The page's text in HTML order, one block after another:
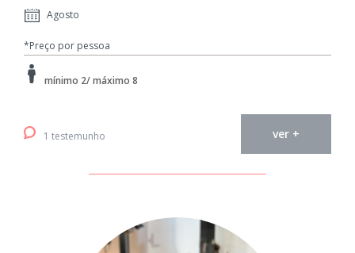
Agosto
*Preço por pessoa
mínimo 2/ máximo 8
1 testemunho ver +